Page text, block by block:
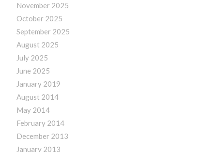
November 2025
October 2025
September 2025
August 2025
July 2025
June 2025
January 2019
August 2014
May 2014
February 2014
December 2013
January 2013